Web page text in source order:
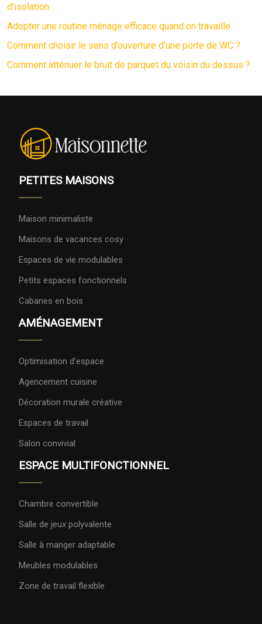
d’isolation
Adopter une routine ménage efficace quand on travaille
Comment choisir le sens d’ouverture d’une porte de WC ?
Comment atténuer le bruit de parquet du voisin du dessus ?
PETITES MAISONS
Maison minimaliste
Maisons de vacances cosy
Espaces de vie modulables
Petits espaces fonctionnels
Cabanes en bois
AMÉNAGEMENT
Optimisation d'espace
Agencement cuisine
Décoration murale créative
Espaces de travail
Salon convivial
ESPACE MULTIFONCTIONNEL
Chambre convertible
Salle de jeux polyvalente
Salle à manger adaptable
Meubles modulables
Zone de travail flexible